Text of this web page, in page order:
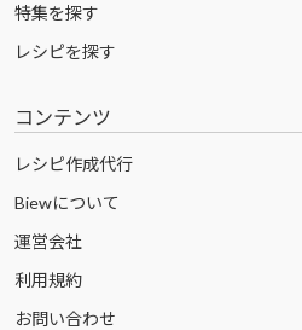
特集を探す
レシピを探す
コンテンツ
レシピ作成代行
Biewについて
運営会社
利用規約
お問い合わせ